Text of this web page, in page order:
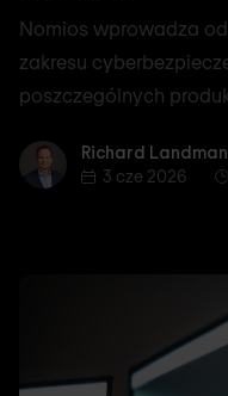
Nomios wprowadza
zakresu
poszczególnych
Richard Landman
Richard Landman
3 cze 2026